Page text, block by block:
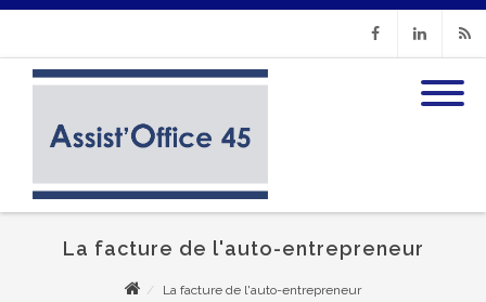
FacebookLinkedin
RSS
La facture de l'auto-entrepreneur
La facture de l'auto-entrepreneur